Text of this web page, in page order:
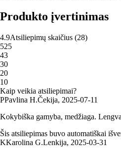
Produkto įvertinimas
4.9Atsiliepimų skaičius (28)
525
43
30
20
10
Kaip veikia atsiliepimai?
PPavlina H.Čekija, 2025‑07‑11
Kokybiška gamyba, medžiaga.
Šis atsiliepimas buvo automatiškai
KKarolina G.Lenkija, 2025‑03‑31